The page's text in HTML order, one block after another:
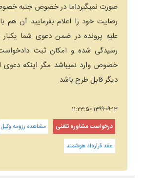
صورت نمیگیرداما در خصوص جنبه
رصایت خود را اعلام بفرمایید آن هم
علیه پرونده در ضمن دعوی شما
رسیدگی شده و امکان ثبت
خصوص وارد نمیباشد مگر اینکه
دیگر قابل طرح باشد.
1399-09-13 11:23:50
درخواست مشاوره تلفنی
مشاهده رزومه وکیل
عقد قرارداد هوشمند